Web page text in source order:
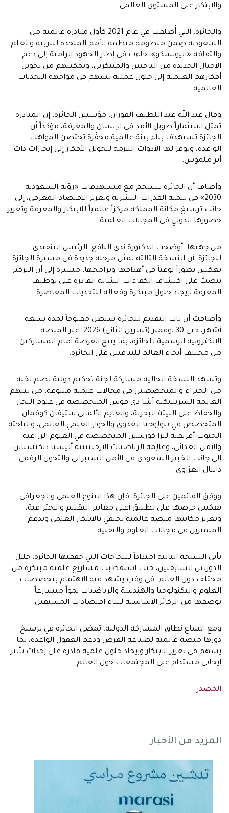
والابتكار على المستوى العالمي.
والجائزة، التي أُطلقت في عام 2021 كأول مبادرة عالمية من
السعودية ضِمن منظومة منظمة الأمم المتحدة للتربية والعلم
والثقافة «اليونسكو»، جاءت في إطار الجهود الرامية إلى دعم
الأجيال الجديدة من الباحثين والمبتكرين، وتمكينهم من تحويل
أفكارهم العلمية إلى حلول عملية تسهم في مواجهة التحديات
العالمية.
وقال عبد الله عبد اللطيف الفوزان، مؤسس الجائزة، إن المبادرة
تمثل استثماراً طويل الأمد في الإنسان والمعرفة، مؤكداً أن
الجائزة تستهدف بناء بيئة عالمية محفّزة تحتضن المواهب
الواعدة، وتوفر لها الأدوات اللازمة لتحويل الأفكار إلى إنجازات ذات
أثر ملموس.
وأضاف أن الجائزة تنسجم مع مستهدفات «رؤية السعودية
2030» في تنمية القدرات البشرية وتعزيز الاقتصاد المعرفي، إلى
جانب ترسيخ مكانة المملكة مركزاً عالمياً للابتكار والمعرفة وتعزيز
حضورها الدولي في المجالات العلمية.
من جهتها، أوضحت الدكتورة ندى النافع، الرئيس التنفيذي
للجائزة، أن النسخة الثالثة تمثل مرحلة جديدة في مسيرة الجائزة
تعكس تطوراً نوعياً في أهدافها وبرامجها، مشيرة إلى أن التركيز
ينصبّ على اكتشاف الكفاءات الشابة القادرة على توظيف
المعرفة لإيجاد حلول مبتكرة وفعالة للتحديات المعاصرة.
وأضافت أن باب التقديم للجائزة سيظل مفتوحاً لمدة سبعة
أشهر، حتى 30 نوفمبر (تشرين الثاني) 2026، عبر المنصة
الإلكترونية الرسمية للجائزة، بما يتيح الفرصة أمام المشاركين
من مختلف أنحاء العالم للتنافس على الجائزة.
وتشهد النسخة الحالية مشاركة لجنة تحكيم دولية تضم نخبة
من الخبراء والمتخصصين في مجالات علمية متنوعة، من بينهم
العالِمة السريلانكية آشا دي فوس المتخصصة في علوم البحار
والحفاظ على البيئة البحرية، والعالِم الألماني شتيفان كوفمان
المتخصص في بيولوجيا العدوى والحوار العلمي العالمي، والباحثة
الجنوب أفريقية ليزا كورستن المتخصصة في العلوم الزراعية
والأمن الغذائي، وعالِمة الرياضيات الأرجنتينية أليسيا ديكنشتاين،
إلى جانب الخبير السعودي في الأمن السيبراني والتحول الرقمي
دانيال الغزاوي.
ووفق القائمين على الجائزة، فإن هذا التنوع العلمي والجغرافي
يعكس حرصها على تطبيق أعلى معايير التقييم والاحترافية،
وتعزيز مكانتها منصة عالمية تحتفي بالابتكار العلمي وتدعم
المتميزين في مجالات العلوم والتقنية.
تأتي النسخة الثالثة امتداداً للنجاحات التي حققتها الجائزة، خلال
الدورتين السابقتين، حيث استقطبت مشاريع علمية مبتكرة من
مختلف دول العالم، في وقتٍ يشهد فيه الاهتمام بتخصصات
العلوم والتكنولوجيا والهندسة والرياضيات نمواً متسارعاً
بوصفها من الركائز الأساسية لبناء اقتصادات المستقبل.
ومع اتساع نطاق المشاركة الدولية، تمضي الجائزة في ترسيخ
دورها منصة عالمية لصناعة الفرص ودعم العقول الواعدة، بما
يسهم في تعزيز الابتكار وإيجاد حلول علمية قادرة على إحداث تأثير
إيجابي مستدام على المجتمعات حول العالم.
المصدر
المزيد من الأخبار